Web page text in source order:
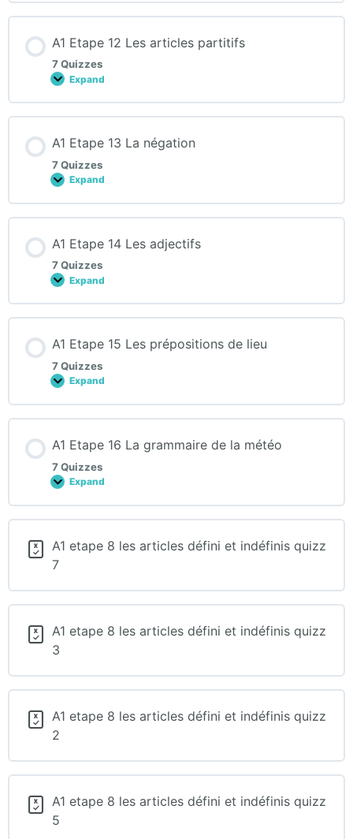
11
Les
toniques
A1 Etape 12 Les articles partitifs
7 Quizzes
Expand
A1
12
Les
partitifs
A1 Etape 13 La négation
7 Quizzes
Expand
A1
13
La
A1 Etape 14 Les adjectifs
7 Quizzes
Expand
A1
Les
A1 Etape 15 Les prépositions de lieu
7 Quizzes
Expand
A1
15
Les
de
lieu
A1 Etape 16 La grammaire de la météo
7 Quizzes
Expand
A1
16
La
de
A1 etape 8 les articles défini et indéfinis quizz
7
A1 etape 8 les articles défini et indéfinis quizz
3
A1 etape 8 les articles défini et indéfinis quizz
2
A1 etape 8 les articles défini et indéfinis quizz
5